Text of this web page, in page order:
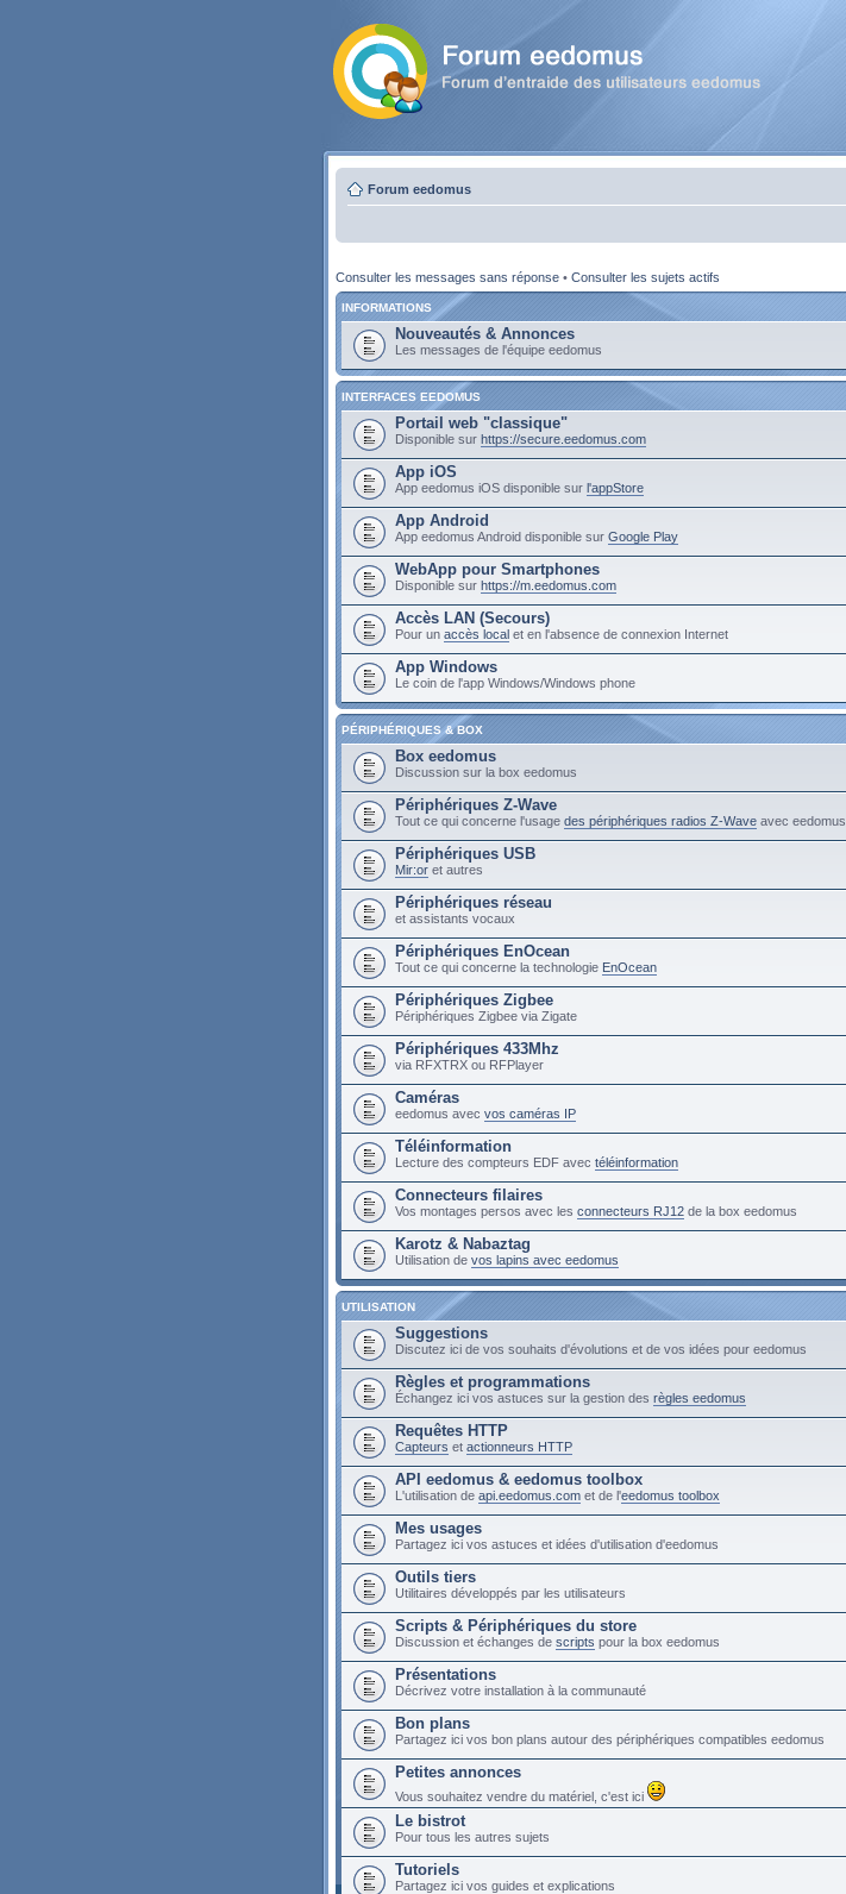
Forum eedomus
Consulter les messages sans réponse • Consulter les sujets actifs
INFORMATIONS
Nouveautés & Annonces
Les messages de l'équipe eedomus
INTERFACES EEDOMUS
Portail web "classique"
Disponible sur https://secure.eedomus.com
App iOS
App eedomus iOS disponible sur l'appStore
App Android
App eedomus Android disponible sur Google Play
WebApp pour Smartphones
Disponible sur https://m.eedomus.com
Accès LAN (Secours)
Pour un accès local et en l'absence de connexion Internet
App Windows
Le coin de l'app Windows/Windows phone
PÉRIPHÉRIQUES & BOX
Box eedomus
Discussion sur la box eedomus
Périphériques Z-Wave
Tout ce qui concerne l'usage des périphériques radios Z-Wave avec eedomus
Périphériques USB
Mir:or et autres
Périphériques réseau
et assistants vocaux
Périphériques EnOcean
Tout ce qui concerne la technologie EnOcean
Périphériques Zigbee
Périphériques Zigbee via Zigate
Périphériques 433Mhz
via RFXTRX ou RFPlayer
Caméras
eedomus avec vos caméras IP
Téléinformation
Lecture des compteurs EDF avec téléinformation
Connecteurs filaires
Vos montages persos avec les connecteurs RJ12 de la box eedomus
Karotz & Nabaztag
Utilisation de vos lapins avec eedomus
UTILISATION
Suggestions
Discutez ici de vos souhaits d'évolutions et de vos idées pour eedomus
Règles et programmations
Échangez ici vos astuces sur la gestion des règles eedomus
Requêtes HTTP
Capteurs et actionneurs HTTP
API eedomus & eedomus toolbox
L'utilisation de api.eedomus.com et de l'eedomus toolbox
Mes usages
Partagez ici vos astuces et idées d'utilisation d'eedomus
Outils tiers
Utilitaires développés par les utilisateurs
Scripts & Périphériques du store
Discussion et échanges de scripts pour la box eedomus
Présentations
Décrivez votre installation à la communauté
Bon plans
Partagez ici vos bon plans autour des périphériques compatibles eedomus
Petites annonces
Vous souhaitez vendre du matériel, c'est ici
Le bistrot
Pour tous les autres sujets
Tutoriels
Partagez ici vos guides et explications